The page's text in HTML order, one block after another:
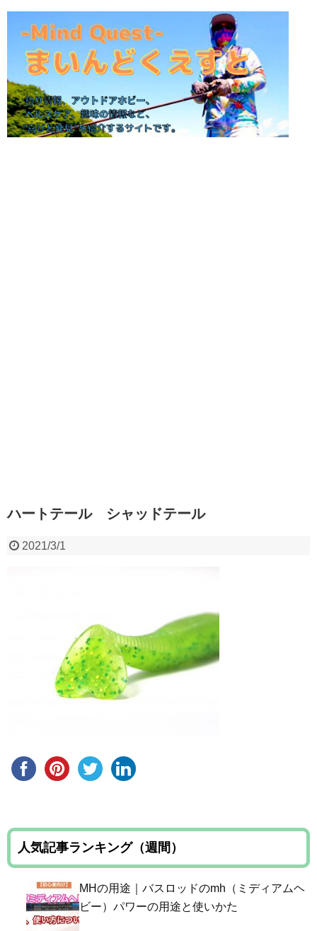
ハートテール シャッドテール
2021/3/1
人気記事ランキング（週間）
MHの用途｜バスロッドのmh（ミディアムヘ
ビー）パワーの用途と使いかた